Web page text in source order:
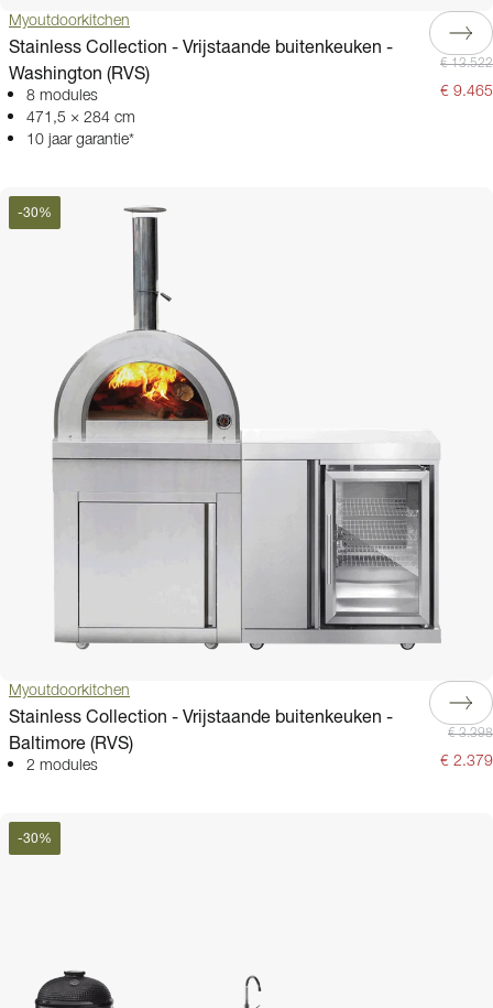
Myoutdoorkitchen
Stainless Collection - Vrijstaande buitenkeuken -
Washington (RVS)
8 modules
471,5 × 284 cm
10 jaar garantie*
€ 13.522
€ 9.465
-30%
Myoutdoorkitchen
Stainless Collection - Vrijstaande buitenkeuken -
Baltimore (RVS)
2 modules
€ 3.398
€ 2.379
-30%